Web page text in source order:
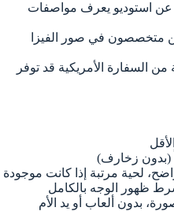
عن استوديو يعرف مواصفات
متخصصون في صور الفيزا
من السفارة الأمريكية قد توفر
(بدون زخارف)
لحية مرتبة إذا كانت موجودة
ظهور الوجه بالكامل
بدون ألعاب أو يد الأم